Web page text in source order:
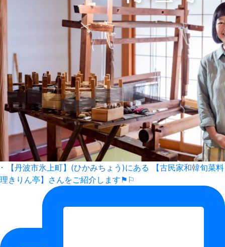
･ 【丹波市氷上町】(ひかみちょう)にある 【古民家和韓旬菜料
理きりん亭】さんをご紹介します⚑⚐